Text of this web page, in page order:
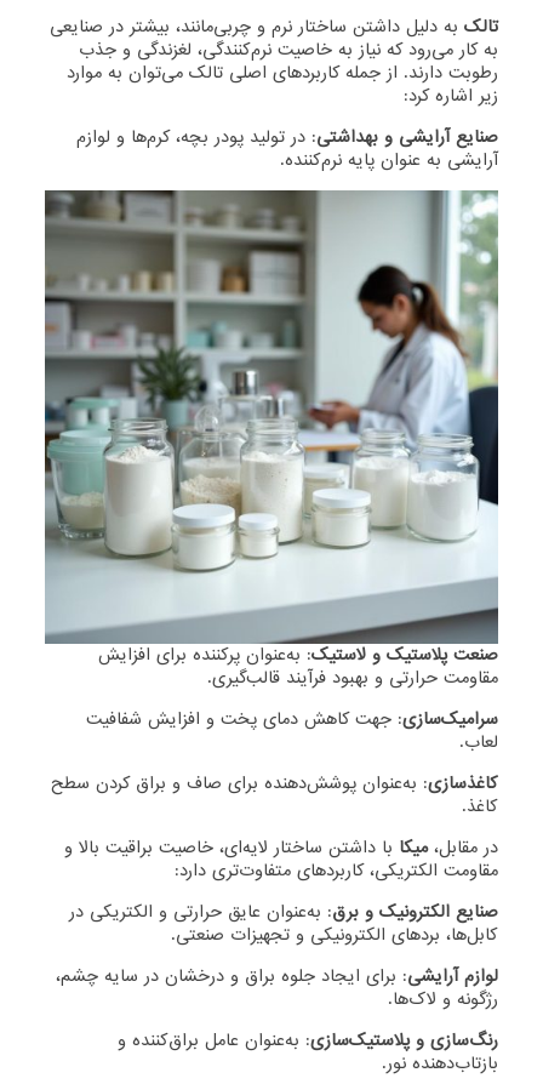
تالکبه دلیل داشتن ساختار نرم و چربی‌مانند، بیشتر در صنایعی
به کار می‌رود که نیاز به خاصیت نرم‌کنندگی، لغزندگی و جذب
رطوبت دارند. از جمله کاربردهای اصلی تالک می‌توان به موارد
زیر اشاره کرد:
صنایع آرایشی و بهداشتی: در تولید پودر بچه، کرم‌ها و لوازم
آرایشی به عنوان پایه نرم‌کننده.
صنعت پلاستیک و لاستیک: به‌عنوان پرکننده برای افزایش
مقاومت حرارتی و بهبود فرآیند قالب‌گیری.
سرامیک‌سازی: جهت کاهش دمای پخت و افزایش شفافیت
لعاب.
کاغذسازی: به‌عنوان پوشش‌دهنده برای صاف و براق کردن سطح
کاغذ.
در مقابل،میکا با داشتن ساختار لایه‌ای، خاصیت براقیت بالا و
مقاومت الکتریکی، کاربردهای متفاوت‌تری دارد:
صنایع الکترونیک و برق: به‌عنوان عایق حرارتی و الکتریکی در
کابل‌ها، بردهای الکترونیکی و تجهیزات صنعتی.
لوازم آرایشی: برای ایجاد جلوه براق و درخشان در سایه چشم،
رژگونه و لاک‌ها.
رنگ‌سازی و پلاستیک‌سازی: به‌عنوان عامل براق‌کننده و
بازتاب‌دهنده نور.